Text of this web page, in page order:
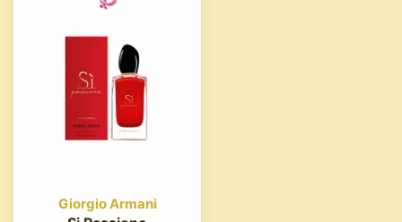
Giorgio Armani